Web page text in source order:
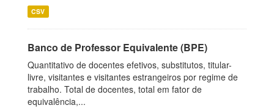
CSV
Banco de Professor Equivalente (BPE)
Quantitativo de docentes efetivos, substitutos, titular-
livre, visitantes e visitantes estrangeiros por regime de
trabalho. Total de docentes, total em fator de
equivalência,...